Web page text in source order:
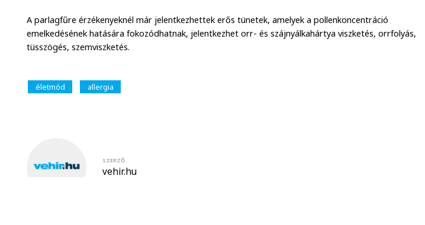
A parlagfűre érzékenyeknél már jelentkezhettek erős tünetek, amelyek a pollenkoncentráció
emelkedésének hatására fokozódhatnak, jelentkezhet orr- és szájnyálkahártya viszketés, orrfolyás,
tüsszögés, szemviszketés.
életmód allergia
SZERZŐ
vehir.hu